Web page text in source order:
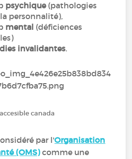
psychique (pathologies
personnalité),
mental (déficiences
invalidantes.
canada
par l'Organisation
(OMS)comme une